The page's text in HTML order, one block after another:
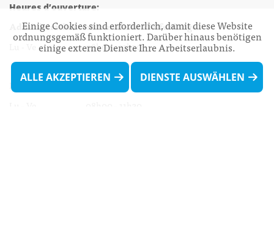
Heures d’ouverture:
Administration communale de Walferdange
Lu - Ve 08h00 - 11h30
13h30 - 16h00
Biergercenter
Einige Cookies sind erforderlich, damit diese Website
ordnungsgemäß funktioniert. Darüber hinaus benötigen
einige externe Dienste Ihre Arbeitserlaubnis.
ALLE AKZEPTIEREN DIENSTE AUSWÄHLEN